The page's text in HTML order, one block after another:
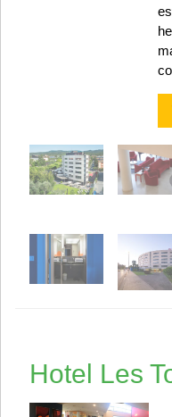
Hotel Les